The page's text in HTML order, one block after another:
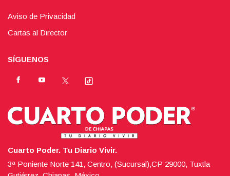
Aviso de Privacidad
Cartas al Director
SÍGUENOS
Cuarto Poder. Tu Diario Vivir.
3ª Poniente Norte 141, Centro, (Sucursal),CP 29000, Tuxtla